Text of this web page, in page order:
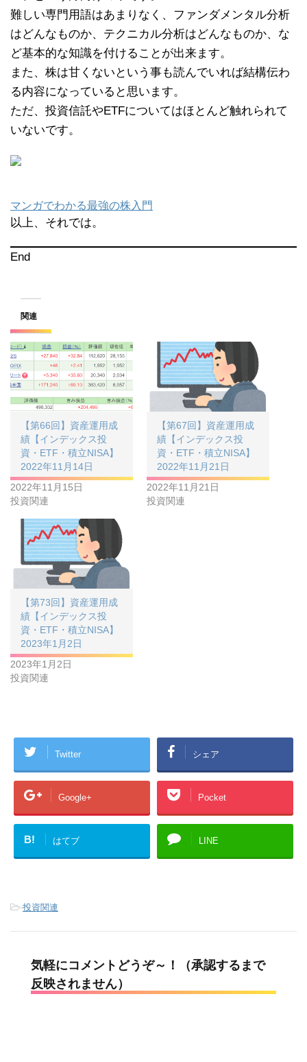
難しい専門用語はあまりなく、ファンダメンタル分析
はどんなものか、テクニカル分析はどんなものか、な
ど基本的な知識を付けることが出来ます。
また、株は甘くないという事も読んでいれば結構伝わ
る内容になっていると思います。
ただ、投資信託やETFについてはほとんど触れられて
いないです。
マンガでわかる最強の株入門
以上、それでは。
End
関連
【第66回】資産運用成
績【インデックス投
資・ETF・積立NISA】
2022年11月14日
2022年11月15日
投資関連
【第67回】資産運用成
績【インデックス投
資・ETF・積立NISA】
2022年11月21日
2022年11月21日
投資関連
【第73回】資産運用成
績【インデックス投
資・ETF・積立NISA】
2023年1月2日
2023年1月2日
投資関連
Twitter シェア
Google+ Pocket
B! はてブ LINE
-投資関連
気軽にコメントどうぞ～！（承認するまで
反映されません）